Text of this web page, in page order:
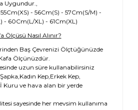
Uygundur.,
- 56Cm(S) - 57Cm(S/M) -
- 60Cm(L/XL) - 61Cm(XL)
Ölçüsü Nasıl Alınır?
Baş Çevrenizi Ölçtüğünüzde
Ölçünüzdür.
uzun süre kullanabilirsiniz
Kep,Erkek Kep,
Kuru ve hava alan bir yerde
sayesinde her mevsim kullanıma